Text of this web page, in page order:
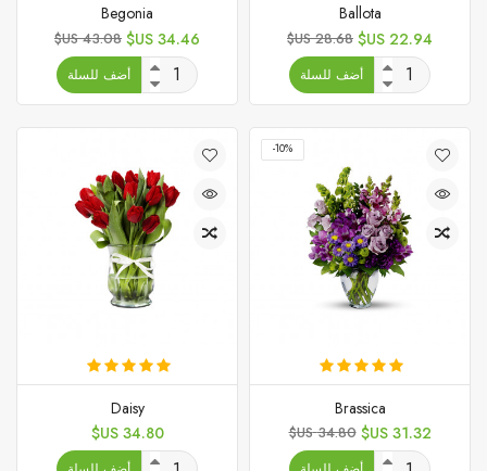
Ballota
السعر
22.94 US$
السعر
الأساسي
28.68 US$
أضف للسلة
Begonia
السعر
34.46 US$
السعر
الأساسي
43.08 US$
أضف للسلة
‎-10%
Brassica
السعر
31.32 US$
السعر
الأساسي
34.80 US$
Daisy
السعر
34.80 US$